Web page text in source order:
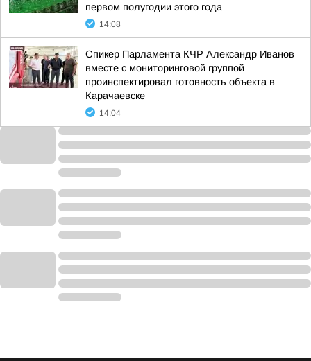
первом полугодии этого года
14:08
Спикер Парламента КЧР Александр Иванов
вместе с мониторинговой группой
проинспектировал готовность объекта в
Карачаевске
14:04